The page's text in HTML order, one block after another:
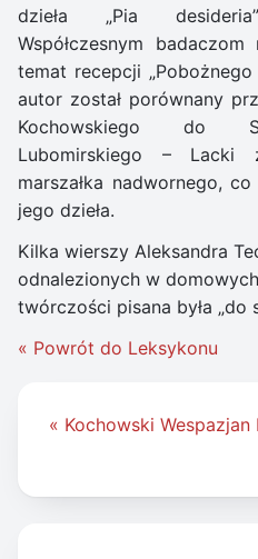
dzieła „Pia
Współczesnym
temat recepcji
autor został porównany
Kochowskiego do
Lubomirskiego – Lacki
marszałka nadwornego,
jego dzieła.
Kilka wierszy Aleksandra
odnalezionych w
twórczości pisana była „do
« Powrót do Leksykonu
Nawigacja
« Kochowski Wespazjan